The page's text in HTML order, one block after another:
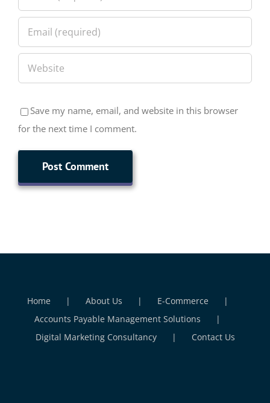
Save my name, email, and website in this browser
for the next time I comment.
Home About Us
E-Commerce
Accounts Payable Management Solutions
Digital Marketing Consultancy
Contact Us